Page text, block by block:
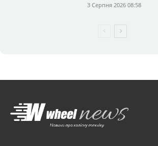
3 Серпня 2026 08:58